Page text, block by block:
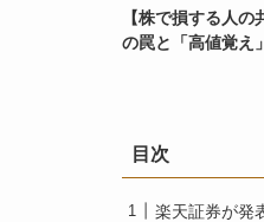
【株で損する人
の罠と「高値覚え
目次
楽天証券が発